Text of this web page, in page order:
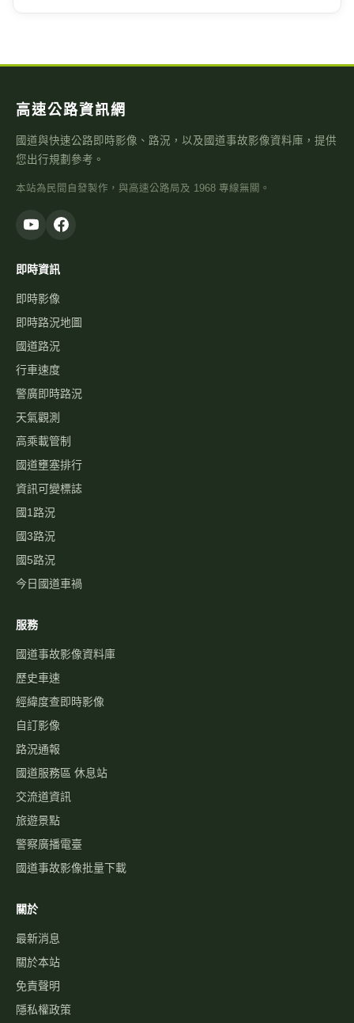
距離 3.7 公里
高速公路資訊網
國道與快速公路即時影像、路況，以及國道事故影像資料庫，提供
您出行規劃參考。
本站為民間自發製作，與高速公路局及 1968 專線無關。
即時資訊
即時影像
即時路況地圖
國道路況
警廣即時路況
天氣觀測
高乘載管制
國道壅塞排行
資訊可變標誌
國1路況
國3路況
國5路況
今日國道車禍
服務
歷史車速
經緯度查即時影像
自訂影像
路況通報
國道服務區 休息站